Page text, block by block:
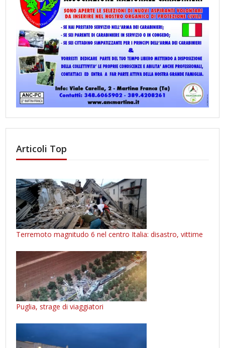
Articoli Top
Terremoto magnitudo 6 nel centro Italia: disastro, vittime
Puglia, strage di viaggiatori